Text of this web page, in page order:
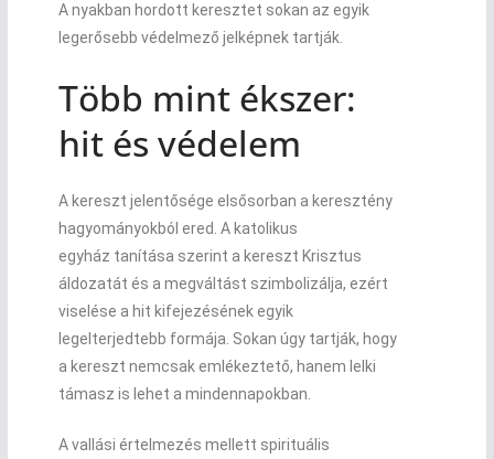
A nyakban hordott keresztet sokan az egyik
legerősebb védelmező jelképnek tartják.
Több mint ékszer:
hit és védelem
A kereszt jelentősége elsősorban a keresztény
hagyományokból ered. A katolikus
egyház tanítása szerint a kereszt Krisztus
áldozatát és a megváltást szimbolizálja, ezért
viselése a hit kifejezésének egyik
legelterjedtebb formája. Sokan úgy tartják, hogy
a kereszt nemcsak emlékeztető, hanem lelki
támasz is lehet a mindennapokban.
A vallási értelmezés mellett spirituális